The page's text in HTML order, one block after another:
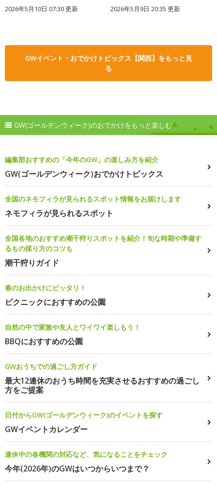
2026年5月10日 07:30 更新 2026年5月9日 20:35 更新
GWイベント・おでかけトピックス【関西】をもっと見
る
GW(ゴールデンウィーク)のおでかけをもっと楽しむ
編集部おすすめの「今年のGW」の楽しみ方を紹介
GW(ゴールデンウィーク)おでかけトピックス
全国のネモフィラが見られるスポット情報をお届けします
ネモフィラが見られるスポット
全国各地のおすすめ潮干狩りスポットを紹介！旬な時期や準備す
るもの採り方のコツも
潮干狩りガイド
春のお出かけにピッタリ！
ピクニックにおすすめの公園
自然の中で家族や友人とワイワイ楽しもう！
BBQにおすすめの公園
GWおうちでの過ごし方ガイド
最大12連休のおうち時間を充実させるおすすめの過ごし
方をご提案
日付からGW(ゴールデンウィーク)のイベントを探す
GWイベントカレンダー
連休中の各機関の対応など、気になることをチェック
今年(2026年)のGWはいつからいつまで？